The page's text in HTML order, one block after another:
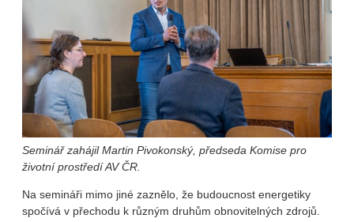
Seminář zahájil Martin Pivokonský, předseda Komise pro
životní prostředí AV ČR.
Na semináři mimo jiné zaznělo, že budoucnost energetiky
spočívá v přechodu k různým druhům obnovitelných zdrojů.